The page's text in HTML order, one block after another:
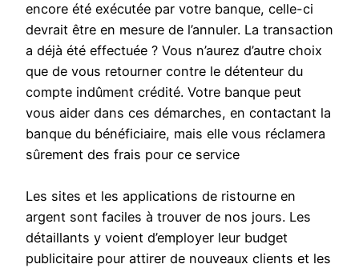
encore été exécutée par votre banque, celle-ci
devrait être en mesure de l’annuler. La transaction
a déjà été effectuée ? Vous n’aurez d’autre choix
que de vous retourner contre le détenteur du
compte indûment crédité. Votre banque peut
vous aider dans ces démarches, en contactant la
banque du bénéficiaire, mais elle vous réclamera
sûrement des frais pour ce service
Les sites et les applications de ristourne en
argent sont faciles à trouver de nos jours. Les
détaillants y voient d’employer leur budget
publicitaire pour attirer de nouveaux clients et les